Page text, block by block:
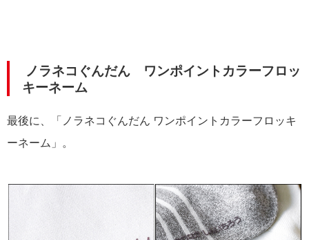
ノラネコぐんだん ワンポイントカラーフロッ
キーネーム
最後に、「ノラネコぐんだん ワンポイントカラーフロッキ
ーネーム」。